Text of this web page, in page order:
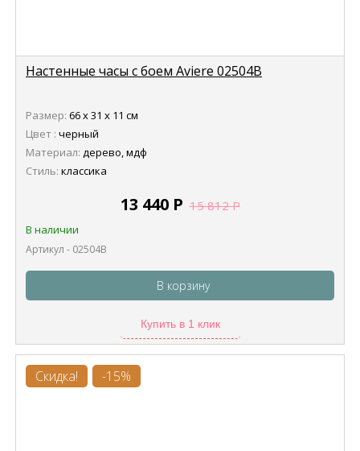
Настенные часы с боем Aviere 02504B
Размер: 66 х 31 х 11 см
Цвет : черный
Материал: дерево, мдф
Стиль: классика
13 440 Р 15 812Р
В наличии
Артикул - 02504B
В корзину
Купить в 1 клик
Скидка! -15%